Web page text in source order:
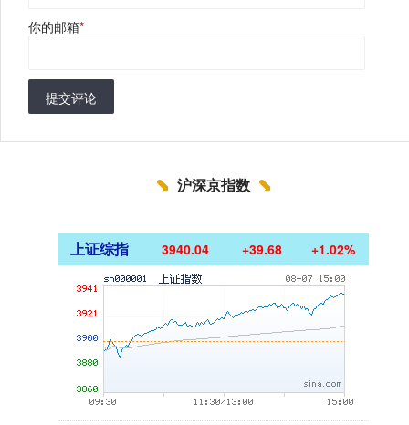
你的邮箱*
提交评论
沪深京指数
上证综指 3940.04 +39.68 +1.02%